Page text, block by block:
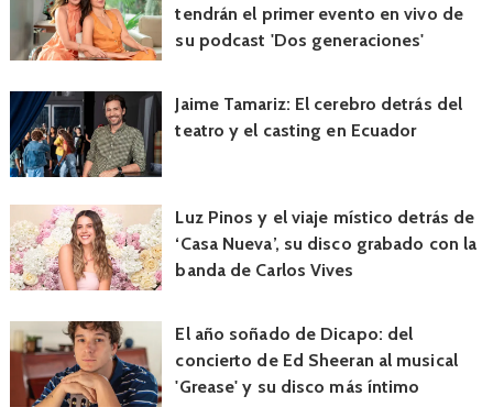
tendrán el primer evento en vivo de
su podcast 'Dos generaciones'
Jaime Tamariz: El cerebro detrás del
teatro y el casting en Ecuador
Luz Pinos y el viaje místico detrás de
‘Casa Nueva’, su disco grabado con la
banda de Carlos Vives
El año soñado de Dicapo: del
concierto de Ed Sheeran al musical
'Grease' y su disco más íntimo